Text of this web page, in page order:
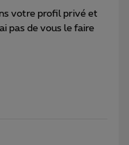
votre profil privé et
pas de vous le faire